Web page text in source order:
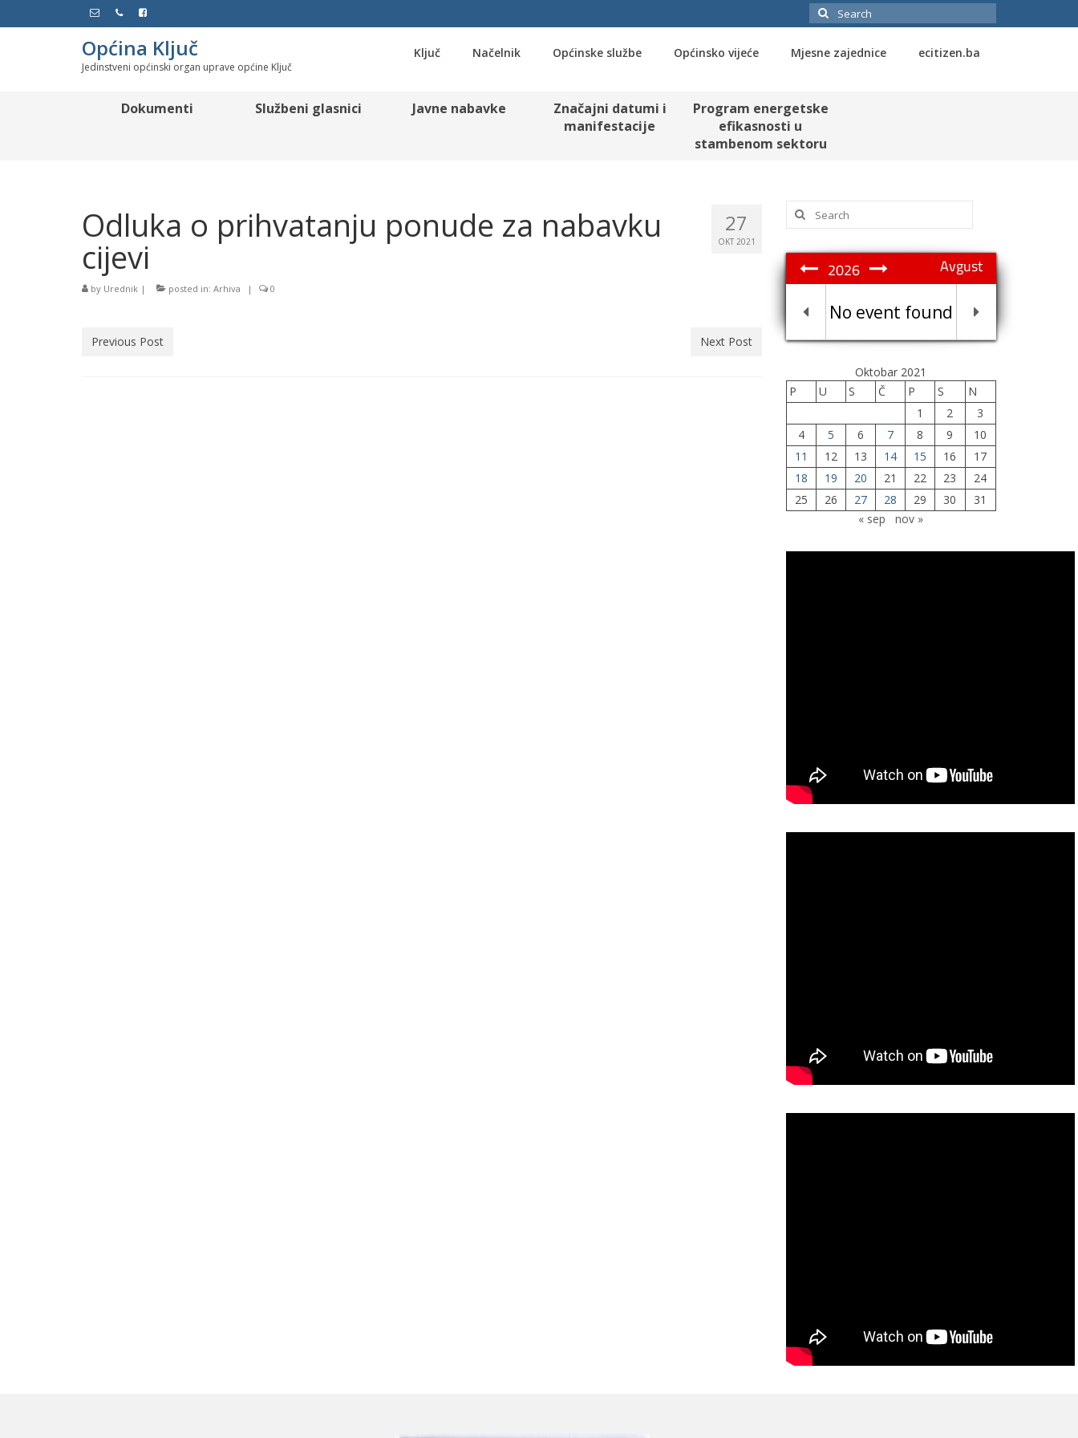
Search
for:
Općina Ključ
Jedinstveni općinski organ uprave općine Ključ
Ključ Načelnik Općinske službe Općinsko vijeće Mjesne zajednice ecitizen.ba
Dokumenti Službeni glasnici Javne nabavke
Značajni datumi i
manifestacije
Program energetske
efikasnosti u
stambenom sektoru
27
OKT 2021
Odluka o prihvatanju ponude za nabavku
cijevi
by Urednik | posted in: Arhiva | 0
Previous Post Next Post
Search
for:
Avgust
2026
No event found
Oktobar 2021
P
U S Č P S
N
1
2
3
4
5 6 7 8 9
10
11
12 13 14 15 16
17
18
19 20 21 22 23
24
25
26 27 28 29 30
31
« sep
nov »